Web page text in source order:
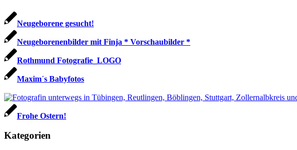
Neugeborene gesucht!
Neugeborenenbilder mit Finja * Vorschaubilder *
Rothmund Fotografie_LOGO
Maxim´s Babyfotos
Frohe Ostern!
Kategorien